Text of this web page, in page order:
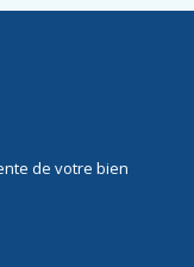
de votre bien